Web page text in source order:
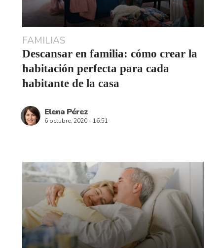
tuespacio dedescanso
El ambiente perfecto para soñar
CRÉDITOS
Coordinación: Prado Campos y Cecilia Marín
Diseño UI y Dirección de Arte: Alessandro Marra
un proyecto con